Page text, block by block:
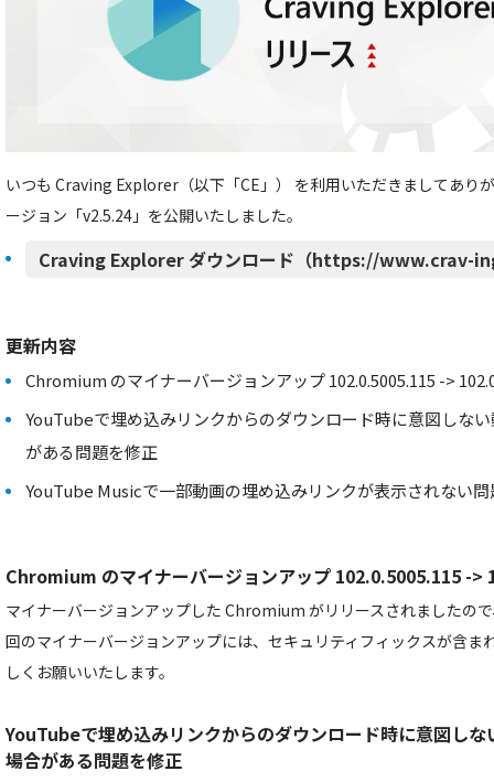
いつも Craving Explorer（以下「CE」） を利用いただきましてあり
ージョン「v2.5.24」を公開いたしました。
Craving Explorer ダウンロード（https://www.crav-
更新内容
Chromium のマイナーバージョンアップ 102.0.5005.115 ->
YouTubeで埋め込みリンクからのダウンロード時に意図しな
がある問題を修正
YouTube Musicで一部動画の埋め込みリンクが表示されない
Chromium のマイナーバージョンアップ 102.0.5005.115 ->
マイナーバージョンアップした Chromium がリリースされましたの
回のマイナーバージョンアップには、セキュリティフィックスが含ま
しくお願いいたします。
YouTubeで埋め込みリンクからのダウンロード時に意図し
場合がある問題を修正